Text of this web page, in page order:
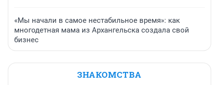
«Мы начали в самое нестабильное время»: как
многодетная мама из Архангельска создала свой
бизнес
ЗНАКОМСТВА